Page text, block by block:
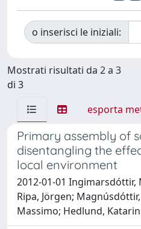
o inserisci le iniziali:
Mostrati risultati da 2 a 3
di 3
esporta
Primary assembly of
disentangling the
local environment
2012-01-01 Ingimarsdóttir,
Ripa, Jörgen;
Massimo; Hedlund,